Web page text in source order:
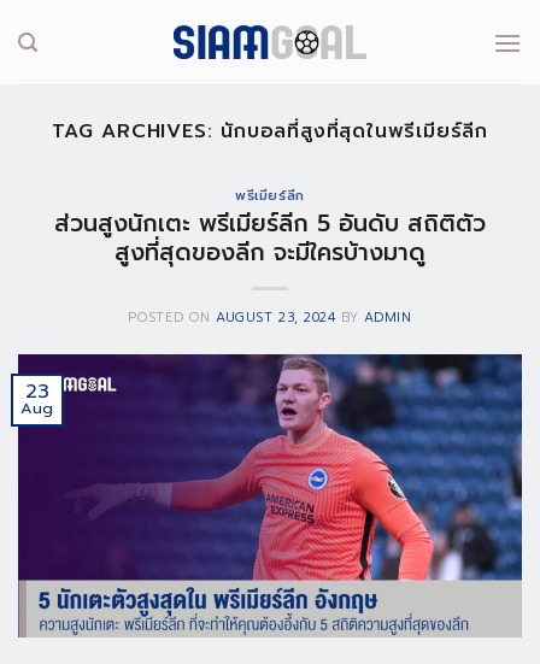
TAG ARCHIVES: นักบอลที่สูงที่สุดในพรีเมียร์ลีก
พรีเมียร์ลีก
ส่วนสูงนักเตะ พรีเมียร์ลีก 5 อันดับ สถิติตัว
สูงที่สุดของลีก จะมีใครบ้างมาดู
POSTED ONAUGUST 23, 2024BY ADMIN
23
Aug